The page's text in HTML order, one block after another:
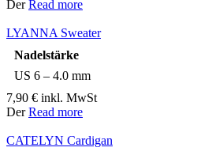
DerRead more
LYANNA Sweater
Nadelstärke
US 6 – 4.0 mm
7,90 € inkl. MwSt
DerRead more
CATELYN Cardigan